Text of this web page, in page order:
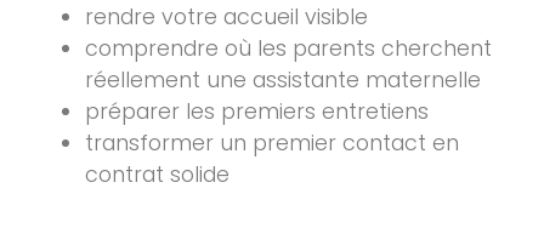
rendre votre accueil visible
comprendre où les parents cherchent
réellement une assistante maternelle
préparer les premiers entretiens
transformer un premier contact en
contrat solide